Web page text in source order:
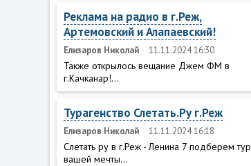
Реклама на радио в г.Реж,
Артемовский и Алапаевский!
Елизаров Николай 11.11.2024 16:30
Также открылось вещание Джем ФМ в
г.Качканар!...
Турагенство Слетать.Ру г.Реж
Елизаров Николай 11.11.2024 16:18
Слетать ру в г.Реж - Ленина 7 подберем тур
вашей мечты...